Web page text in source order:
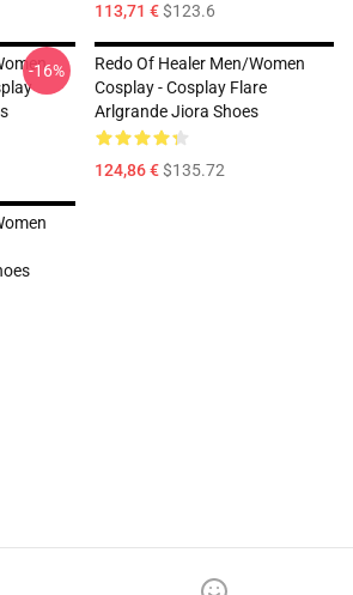
113,71 €$123.6
-16%
Redo Of Healer Men/Women
Cosplay - Cosplay Flare
Arlgrande Jiora Shoes
124,86 €$135.72